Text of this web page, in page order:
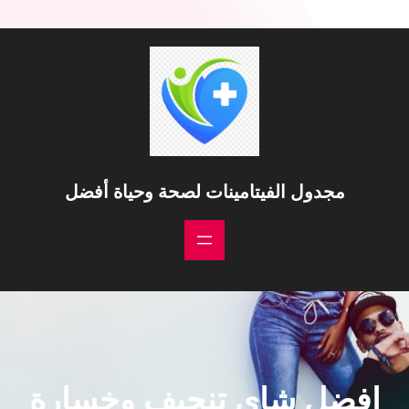
مجدول الفيتامينات لصحة وحياة أفضل
افضل شاي تنحيف وخسارة